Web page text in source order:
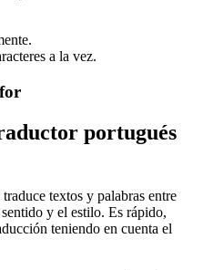
a la vez.
portugués
textos y palabras entre
y el estilo. Es rápido,
teniendo en cuenta el